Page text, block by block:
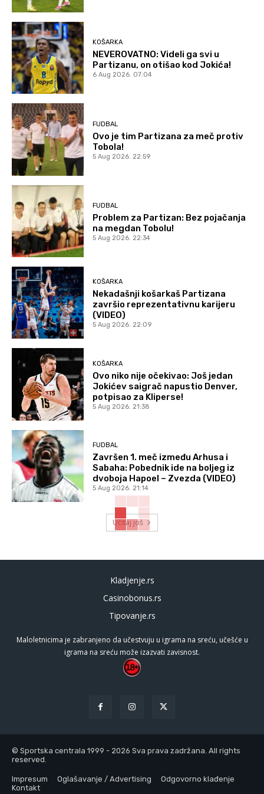
KOŠARKA
NEVEROVATNO: Videli ga svi u
Partizanu, on otišao kod Jokića!
6 Aug 2026. 07:04
FUDBAL
Ovo je tim Partizana za meč protiv
Tobola!
5 Aug 2026. 22:59
FUDBAL
Problem za Partizan: Bez pojačanja
na megdan Tobolu!
5 Aug 2026. 22:34
KOŠARKA
Nekadašnji košarkaš Partizana
završio reprezentativnu karijeru
(VIDEO)
5 Aug 2026. 22:09
KOŠARKA
Ovo niko nije očekivao: Još jedan
Jokićev saigrač napustio Denver,
potpisao za Kliperse!
5 Aug 2026. 21:38
FUDBAL
Završen 1. meč između Arhusa i
Sabaha: Pobednik ide na boljeg iz
dvoboja Hapoel – Zvezda (VIDEO)
5 Aug 2026. 21:14
Učitaj još
Kladjenje.rs
Casinobonus.rs
Tipovanje.rs
Maloletnicima je zabranjeno da učestvuju u igrama na sreću, učešće u
igrama na sreću može izazvati zavisnost.
© Sportska centrala 1999 - 2026 Sva prava zadržana. All rights
reserved.
Impresum Oglašavanje / Advertising
Odgovorno klađenje
Kontakt